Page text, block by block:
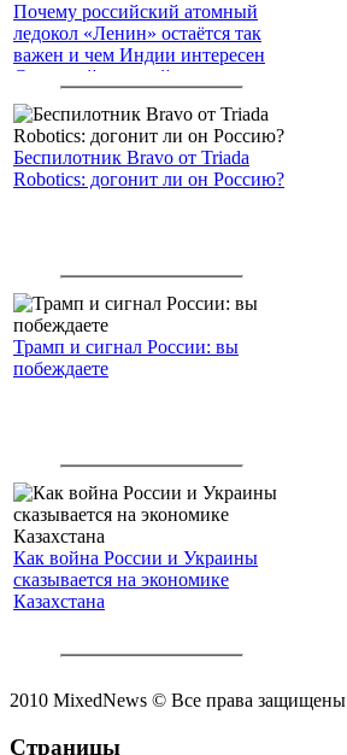
Почему российский атомный
ледокол «Ленин» остаётся так
важен и чем Индии интересен
Северный морской путь
Беспилотник Bravo от Triada
Robotics: догонит ли он Россию?
Трамп и сигнал России: вы
побеждаете
Как война России и Украины
сказывается на экономике
Казахстана
2010 MixedNews © Все права защищены
Страницы